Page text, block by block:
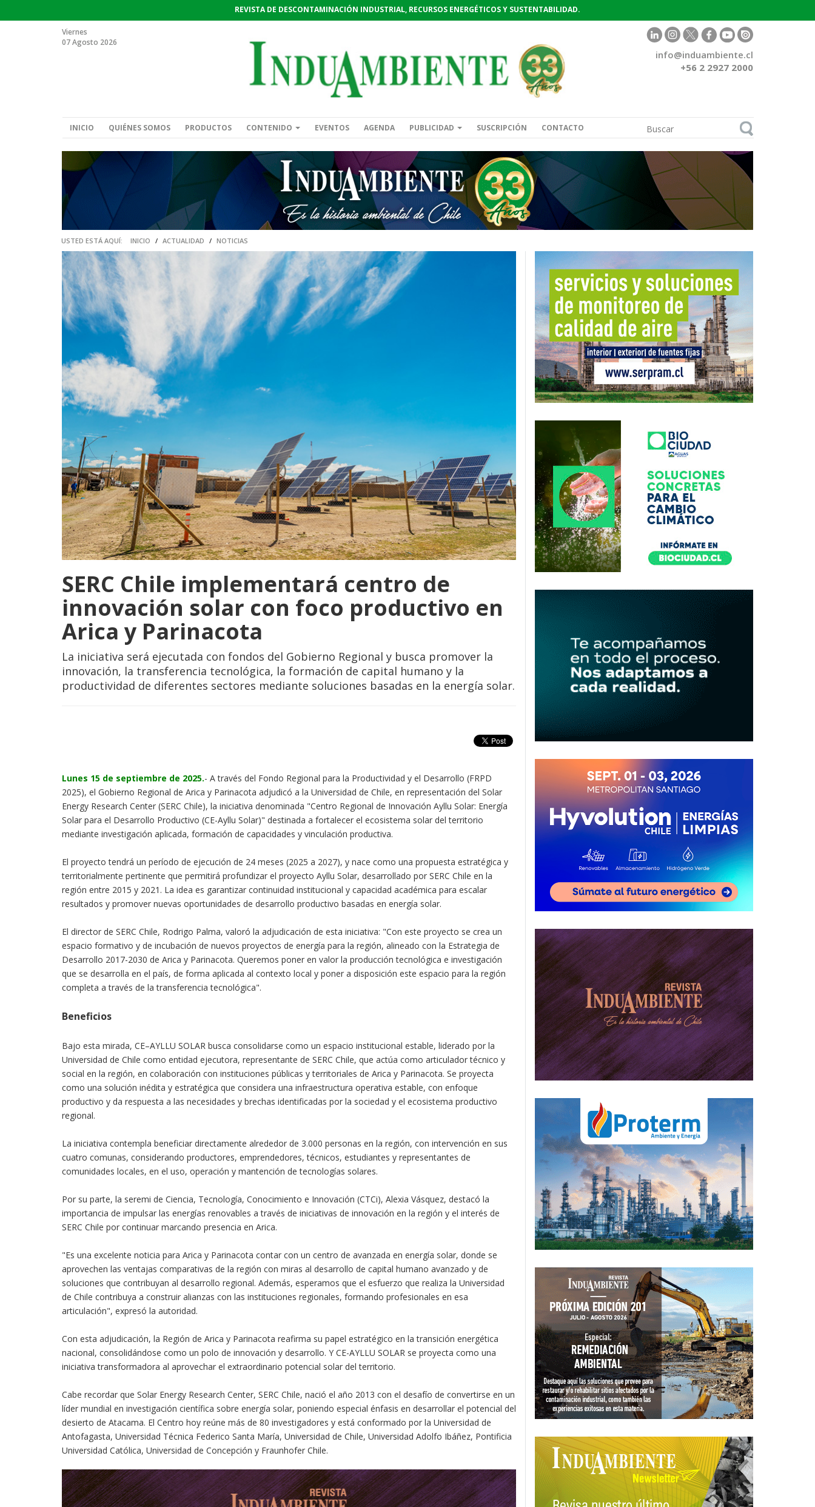
REVISTA DE DESCONTAMINACIÓN INDUSTRIAL, RECURSOS ENERGÉTICOS Y SUSTENTABILIDAD.
Viernes
07 Agosto 2026
info@induambiente.cl
+56 2 2927 2000
INICIO QUIÉNES SOMOS PRODUCTOS CONTENIDO EVENTOS AGENDA PUBLICIDAD SUSCRIPCIÓN CONTACTO
USTED ESTÁ AQUÍ: INICIO / ACTUALIDAD / NOTICIAS
SERC Chile implementará centro de
innovación solar con foco productivo en
Arica y Parinacota
La iniciativa será ejecutada con fondos del Gobierno Regional y busca promover la
innovación, la transferencia tecnológica, la formación de capital humano y la
productividad de diferentes sectores mediante soluciones basadas en la energía solar.
Lunes 15 de septiembre de 2025.- A través del Fondo Regional para la Productividad y el Desarrollo (FRPD
2025), el Gobierno Regional de Arica y Parinacota adjudicó a la Universidad de Chile, en representación del Solar
Energy Research Center (SERC Chile), la iniciativa denominada "Centro Regional de Innovación Ayllu Solar: Energía
Solar para el Desarrollo Productivo (CE-Ayllu Solar)" destinada a fortalecer el ecosistema solar del territorio
mediante investigación aplicada, formación de capacidades y vinculación productiva.
El proyecto tendrá un período de ejecución de 24 meses (2025 a 2027), y nace como una propuesta estratégica y
territorialmente pertinente que permitirá profundizar el proyecto Ayllu Solar, desarrollado por SERC Chile en la
región entre 2015 y 2021. La idea es garantizar continuidad institucional y capacidad académica para escalar
resultados y promover nuevas oportunidades de desarrollo productivo basadas en energía solar.
El director de SERC Chile, Rodrigo Palma, valoró la adjudicación de esta iniciativa: "Con este proyecto se crea un
espacio formativo y de incubación de nuevos proyectos de energía para la región, alineado con la Estrategia de
Desarrollo 2017-2030 de Arica y Parinacota. Queremos poner en valor la producción tecnológica e investigación
que se desarrolla en el país, de forma aplicada al contexto local y poner a disposición este espacio para la región
completa a través de la transferencia tecnológica".
Beneficios
Bajo esta mirada, CE–AYLLU SOLAR busca consolidarse como un espacio institucional estable, liderado por la
Universidad de Chile como entidad ejecutora, representante de SERC Chile, que actúa como articulador técnico y
social en la región, en colaboración con instituciones públicas y territoriales de Arica y Parinacota. Se proyecta
como una solución inédita y estratégica que considera una infraestructura operativa estable, con enfoque
productivo y da respuesta a las necesidades y brechas identificadas por la sociedad y el ecosistema productivo
regional.
La iniciativa contempla beneficiar directamente alrededor de 3.000 personas en la región, con intervención en sus
cuatro comunas, considerando productores, emprendedores, técnicos, estudiantes y representantes de
comunidades locales, en el uso, operación y mantención de tecnologías solares.
Por su parte, la seremi de Ciencia, Tecnología, Conocimiento e Innovación (CTCi), Alexia Vásquez, destacó la
importancia de impulsar las energías renovables a través de iniciativas de innovación en la región y el interés de
SERC Chile por continuar marcando presencia en Arica.
"Es una excelente noticia para Arica y Parinacota contar con un centro de avanzada en energía solar, donde se
aprovechen las ventajas comparativas de la región con miras al desarrollo de capital humano avanzado y de
soluciones que contribuyan al desarrollo regional. Además, esperamos que el esfuerzo que realiza la Universidad
de Chile contribuya a construir alianzas con las instituciones regionales, formando profesionales en esa
articulación", expresó la autoridad.
Con esta adjudicación, la Región de Arica y Parinacota reafirma su papel estratégico en la transición energética
nacional, consolidándose como un polo de innovación y desarrollo. Y CE-AYLLU SOLAR se proyecta como una
iniciativa transformadora al aprovechar el extraordinario potencial solar del territorio.
Cabe recordar que Solar Energy Research Center, SERC Chile, nació el año 2013 con el desafío de convertirse en un
líder mundial en investigación científica sobre energía solar, poniendo especial énfasis en desarrollar el potencial del
desierto de Atacama. El Centro hoy reúne más de 80 investigadores y está conformado por la Universidad de
Antofagasta, Universidad Técnica Federico Santa María, Universidad de Chile, Universidad Adolfo Ibáñez, Pontificia
Universidad Católica, Universidad de Concepción y Fraunhofer Chile.